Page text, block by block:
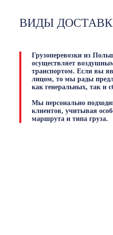
ВИДЫ
Грузоперевозки из
осуществляет
транспортом. Если вы
лицом, то мы рады
как генеральных, так и
Мы персонально
клиентов, учитывая
маршрута и типа груза.